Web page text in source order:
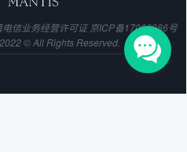
电信业务经营许可证 京ICP备17003386号
© All Rights Reserved.